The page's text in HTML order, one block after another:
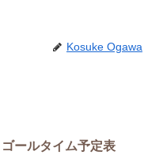
Kosuke Ogawa
ールタイム予定表